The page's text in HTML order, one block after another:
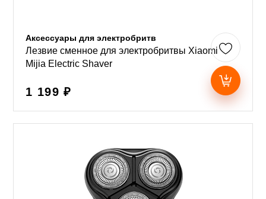
Аксессуары для электробритв
Лезвие сменное для электробритвы Xiaomi
Mijia Electric Shaver
1 199 ₽